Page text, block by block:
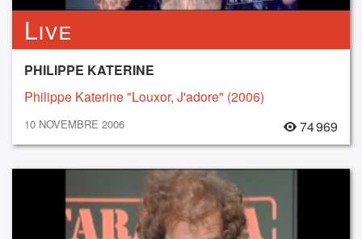
Live
PHILIPPE KATERINE
Philippe Katerine "Louxor, J'adore" (2006)
10 NOVEMBRE 2006 74 969